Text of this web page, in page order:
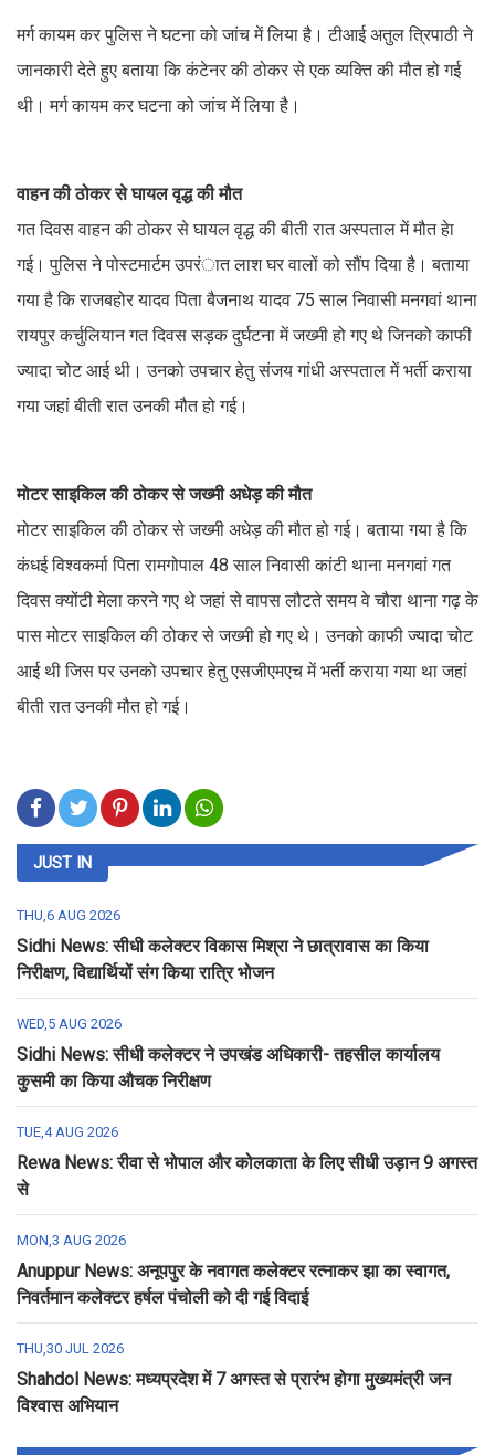
मर्ग कायम कर पुलिस ने घटना को जांच में लिया है। टीआई अतुल त्रिपाठी ने
जानकारी देते हुए बताया कि कंटेनर की ठोकर से एक व्यक्ति की मौत हो गई
थी। मर्ग कायम कर घटना को जांच में लिया है।
वाहन की ठोकर से घायल वृद्ध की मौत
गत दिवस वाहन की ठोकर से घायल वृद्ध की बीती रात अस्पताल में मौत हेा
गई। पुलिस ने पोस्टमार्टम उपरंात लाश घर वालों को सौंप दिया है। बताया
गया है कि राजबहोर यादव पिता बैजनाथ यादव 75 साल निवासी मनगवां थाना
रायपुर कर्चुलियान गत दिवस सड़क दुर्घटना में जख्मी हो गए थे जिनको काफी
ज्यादा चोट आई थी। उनको उपचार हेतु संजय गांधी अस्पताल में भर्ती कराया
गया जहां बीती रात उनकी मौत हो गई।
मोटर साइकिल की ठोकर से जख्मी अधेड़ की मौत
मोटर साइकिल की ठोकर से जख्मी अधेड़ की मौत हो गई। बताया गया है कि
कंधई विश्वकर्मा पिता रामगोपाल 48 साल निवासी कांटी थाना मनगवां गत
दिवस क्योंटी मेला करने गए थे जहां से वापस लौटते समय वे चौरा थाना गढ़ के
पास मोटर साइकिल की ठोकर से जख्मी हो गए थे। उनको काफी ज्यादा चोट
आई थी जिस पर उनको उपचार हेतु एसजीएमएच में भर्ती कराया गया था जहां
बीती रात उनकी मौत हो गई।
JUST IN
THU,6 AUG 2026
Sidhi News: सीधी कलेक्टर विकास मिश्रा ने छात्रावास का किया
निरीक्षण, विद्यार्थियों संग किया रात्रि भोजन
WED,5 AUG 2026
Sidhi News: सीधी कलेक्टर ने उपखंड अधिकारी- तहसील कार्यालय
कुसमी का किया औचक निरीक्षण
TUE,4 AUG 2026
Rewa News: रीवा से भोपाल और कोलकाता के लिए सीधी उड़ान 9 अगस्त
से
MON,3 AUG 2026
Anuppur News: अनूपपुर के नवागत कलेक्टर रत्नाकर झा का स्वागत,
निवर्तमान कलेक्टर हर्षल पंचोली को दी गई विदाई
THU,30 JUL 2026
Shahdol News: मध्यप्रदेश में 7 अगस्त से प्रारंभ होगा मुख्यमंत्री जन
विश्वास अभियान